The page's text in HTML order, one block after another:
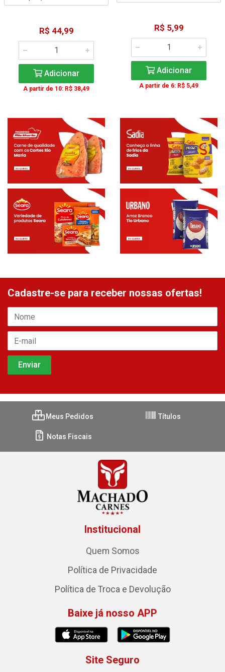
R$ 44,99
Adicionar
A partir de 10: R$ 38,49
R$ 5,99
Adicionar
A partir de 6: R$ 5,49
Cadastre-se para receber nossas ofertas!
Meus Pedidos Títulos
Notas Fiscais
Institucional
Quem Somos
Política de Privacidade
Política de Troca e Devolução
Baixe já nosso APP
Site Seguro